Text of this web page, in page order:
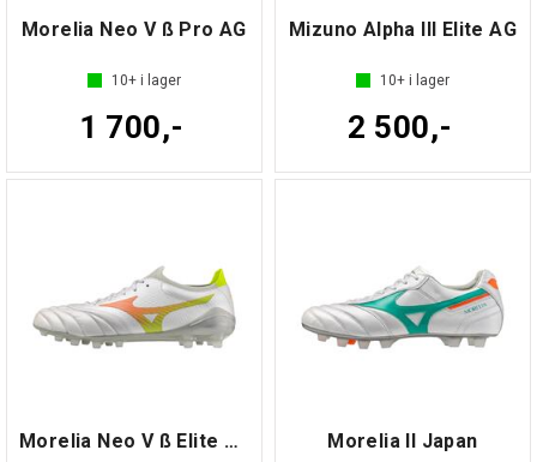
Morelia Neo V ß Pro AG
10+ i lager
1 700,-
Mizuno Alpha III Elite AG
10+ i lager
2 500,-
Morelia Neo V ß Elite AG Morelia II Japan